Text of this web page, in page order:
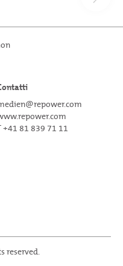
+41 81 839 71 11
reserved.